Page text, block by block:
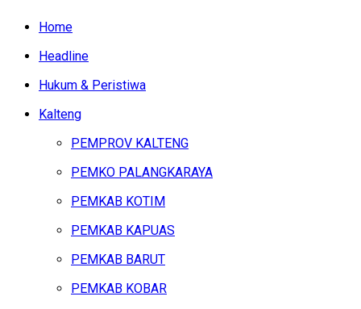
Home
Headline
Hukum & Peristiwa
Kalteng
PEMPROV KALTENG
PEMKO PALANGKARAYA
PEMKAB KOTIM
PEMKAB KAPUAS
PEMKAB BARUT
PEMKAB KOBAR